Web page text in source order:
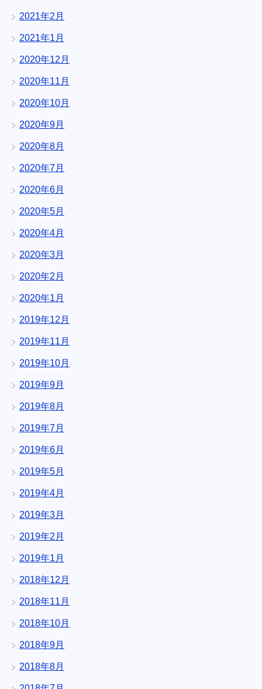
2021年2月
2021年1月
2020年12月
2020年11月
2020年10月
2020年9月
2020年8月
2020年7月
2020年6月
2020年5月
2020年4月
2020年3月
2020年2月
2020年1月
2019年12月
2019年11月
2019年10月
2019年9月
2019年8月
2019年7月
2019年6月
2019年5月
2019年4月
2019年3月
2019年2月
2019年1月
2018年12月
2018年11月
2018年10月
2018年9月
2018年8月